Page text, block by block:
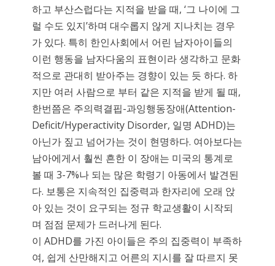
하고 부산스럽다는 지적을 받을 때, ‘그 나이에 그
럴 수도 있지’하며 대수롭지 않게 지나치는 경우
가 있다. 특히 한인사회에서 어린 남자아이들의
이런 행동을 남자다움의 표현이라 생각하고 문화
적으로 관대히 받아주는 경향이 있는 듯 하다. 하
지만 여러 사람으로 부터 같은 지적을 받게 될 때,
한번쯤은 주의력결핍-과잉행동장애(Attention-
Deficit/Hyperactivity Disorder, 일명 ADHD)는
아닌가 짚고 넘어가는 것이 현명하다. 여아보다는
남아에게서 훨씬 흔한 이 장애는 미국의 통계로
볼 때 3-7%나 되는 많은 학령기 아동에서 발견된
다. 보통은 지속적인 집중력과 한자리에 오래 앉
아 있는 것이 요구되는 정규 학교생활이 시작되
며 점점 문제가 드러나게 된다.
이 ADHD를 가진 아이들은 주의 집중력이 부족하
여, 쉽게 산만해지고 어른의 지시를 잘 따르지 못